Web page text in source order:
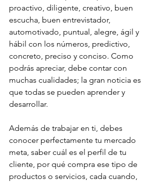
proactivo, diligente, creativo, buen
escucha, buen entrevistador,
automotivado, puntual, alegre, ágil y
hábil con los números, predictivo,
concreto, preciso y conciso. Como
podrás apreciar, debe contar con
muchas cualidades; la gran noticia es
que todas se pueden aprender y
desarrollar.
Además de trabajar en ti, debes
conocer perfectamente tu mercado
meta, saber cuál es el perfil de tu
cliente, por qué compra ese tipo de
productos o servicios, cada cuando,